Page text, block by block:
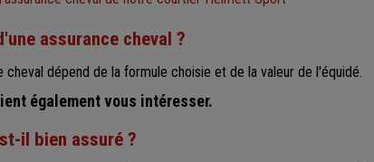
assurance cheval ?
cheval dépend de la formule choisie et de la valeur de l'équidé.
également vous intéresser.
il bien assuré ?